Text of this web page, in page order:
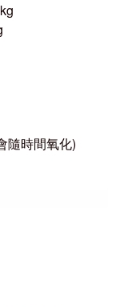
隨時間氧化)